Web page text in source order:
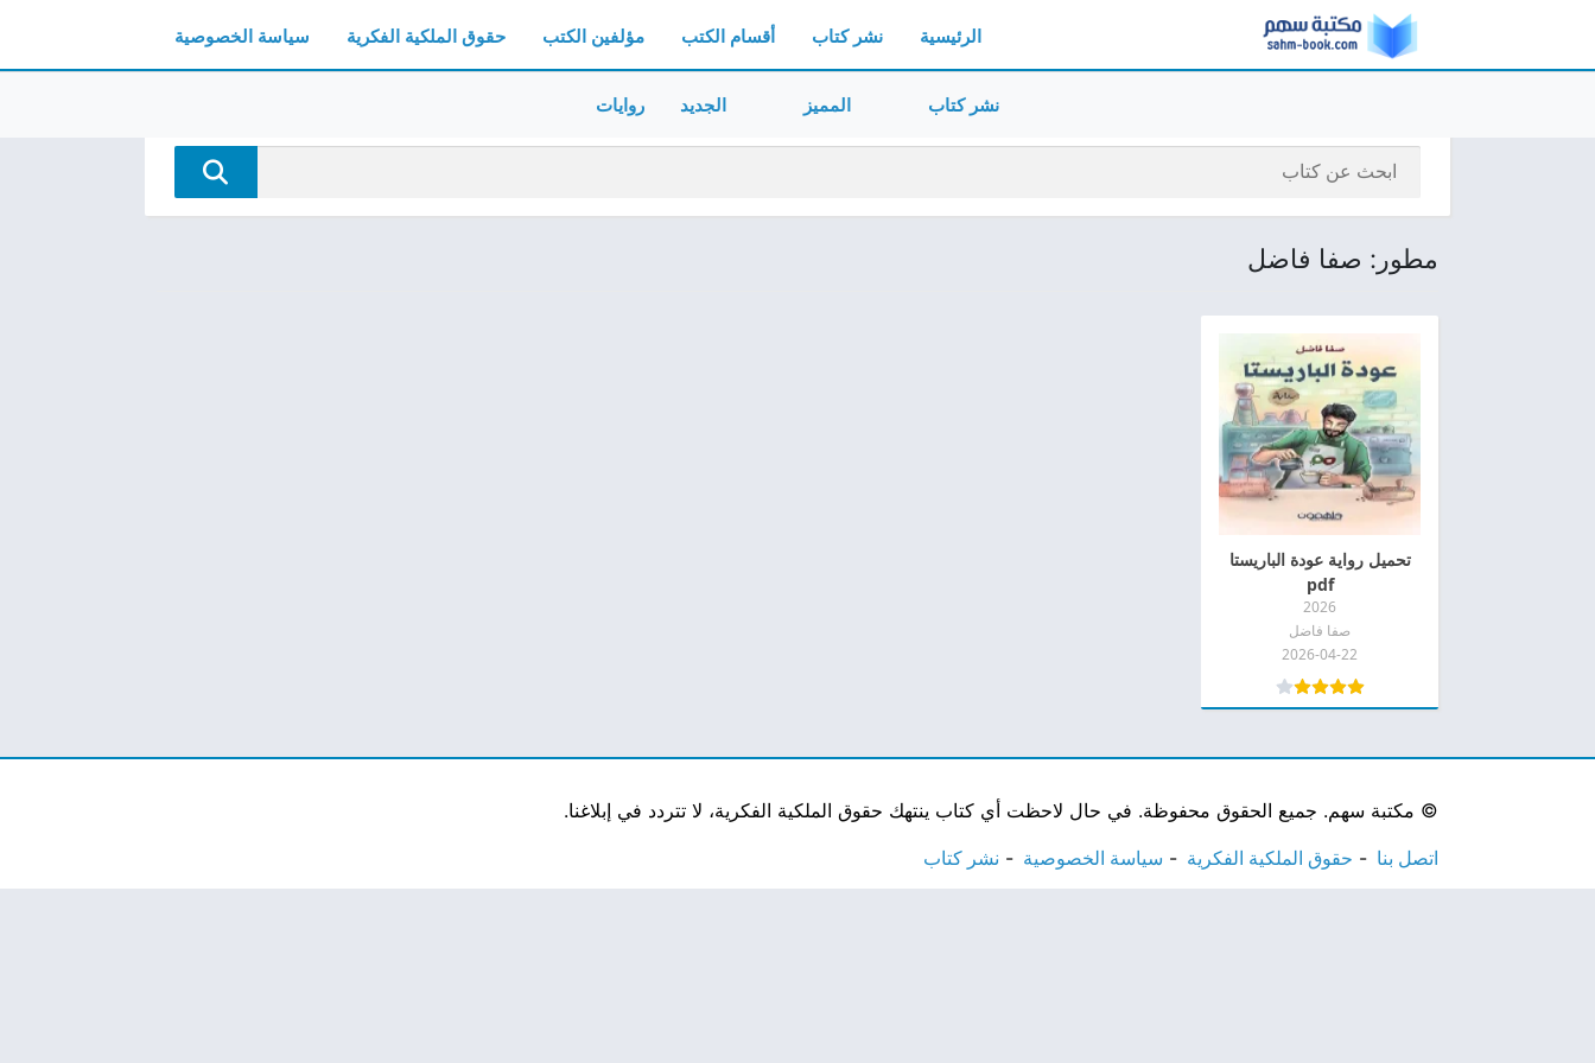
الرئيسية نشر كتاب أقسام الكتب مؤلفين الكتب حقوق الملكية الفكرية سياسة الخصوصية
نشر كتاب المميز الجديد روايات
مطور: صفا فاضل
تحميل رواية عودة الباريستا
pdf
2026
صفا فاضل
2026-04-22
© مكتبة سهم. جميع الحقوق محفوظة. في حال لاحظت أي كتاب ينتهك حقوق الملكية الفكرية، لا تتردد في إبلاغنا.
اتصل بنا حقوق الملكية الفكرية سياسة الخصوصية نشر كتاب